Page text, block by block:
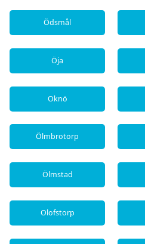
Ödsmål
Öja
Oknö
Ölmbrotorp
Ölmstad
Olofstorp